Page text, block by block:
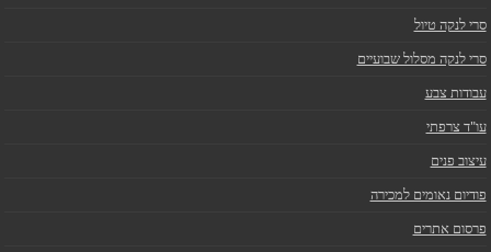
סרי לנקה טיול
סרי לנקה מסלול שבועיים
עבודות צבע
עו"ד צרפתי
עיצוב פנים
פודיום נאומים למכירה
פרסום אתרים